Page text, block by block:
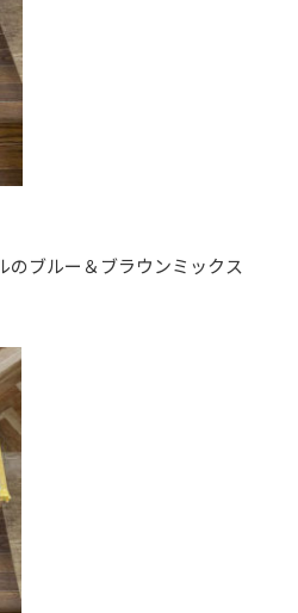
のブルー＆ブラウンミックス